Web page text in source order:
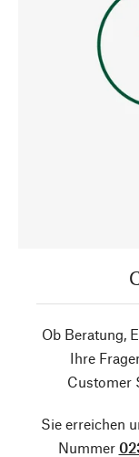
Ob Beratung,
Ihre
Customer
Sie erreichen
Nummer